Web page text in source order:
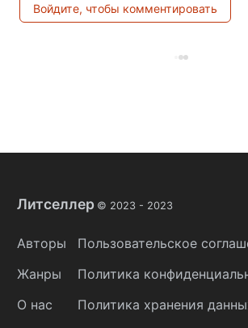
Войдите, чтобы комментировать
Литселлер © 2023 - 2023
Авторы
Жанры
О нас
Пользовательское
Политика
Политика хранения